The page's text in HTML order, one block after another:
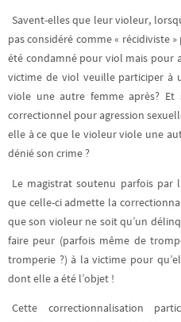
Savent-elles que leur violeur,
pas considéré comme « récidiviste
été condamné pour viol mais pour
victime de viol veuille participer à
viole une autre femme après?
correctionnel pour agression
elle à ce que le violeur viole une
dénié son crime ?
Le magistrat soutenu parfois par
que celle-ci admette la
que son violeur ne soit qu’un
faire peur (parfois même de
tromperie ?) à la victime pour
dont elle a été l’objet !
Cette correctionnalisation